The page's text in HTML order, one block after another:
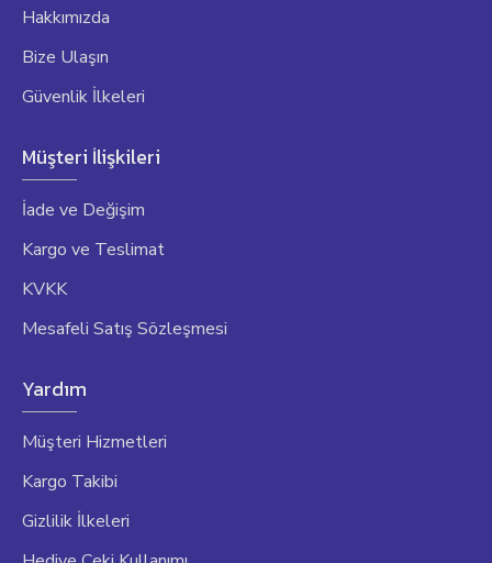
Hakkımızda
Bize Ulaşın
Güvenlik İlkeleri
Müşteri İlişkileri
İade ve Değişim
Kargo ve Teslimat
KVKK
Mesafeli Satış Sözleşmesi
Yardım
Müşteri Hizmetleri
Kargo Takibi
Gizlilik İlkeleri